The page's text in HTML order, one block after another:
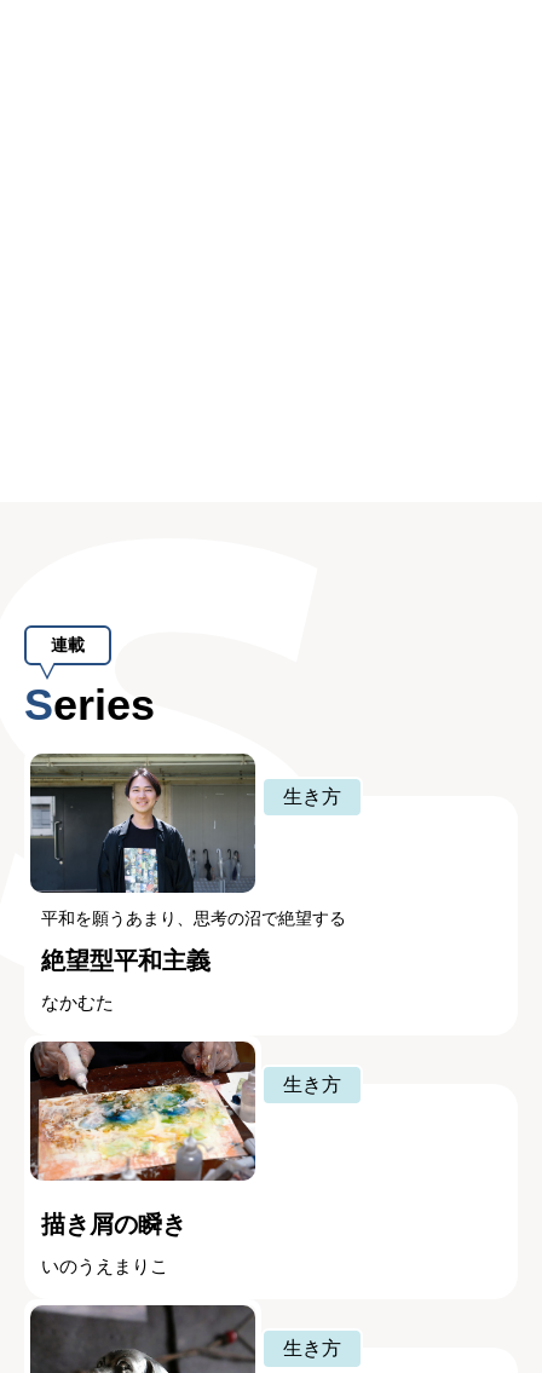
連載
Series
生き方
平和を願うあまり、思考の沼で絶望する
絶望型平和主義
なかむた
生き方
描き屑の瞬き
いのうえまりこ
生き方